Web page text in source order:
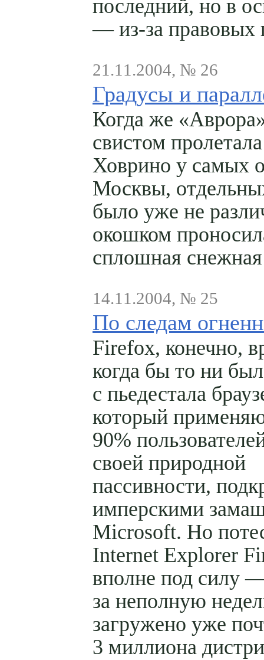
последний, но в
— из-за правовых
21.11.2004, № 26
Градусы и
Когда же
свистом
Ховрино у самых
Москвы,
было уже не
окошком
сплошная снежная
14.11.2004, № 25
По следам
Firefox, конечно,
когда бы то ни
с пьедестала
который
90%
своей природной
пассивности,
имперскими
Microsoft. Но
Internet Explorer
вполне под силу
за неполную
загружено уже
3 миллиона